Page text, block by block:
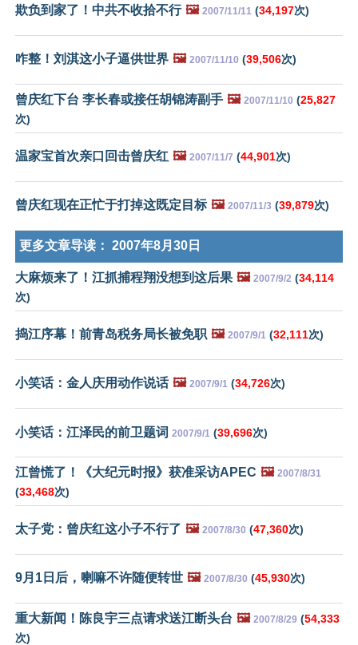
欺负到家了！中共不收拾不行 🖼️ 2007/11/11 (34,197次)
咋整！刘淇这小子逼供世界 🖼️ 2007/11/10 (39,506次)
曾庆红下台 李长春或接任胡锦涛副手 🖼️ 2007/11/10 (25,827
次)
温家宝首次亲口回击曾庆红 🖼️ 2007/11/7 (44,901次)
曾庆红现在正忙于打掉这既定目标 🖼️ 2007/11/3 (39,879次)
更多文章导读： 2007年8月30日
大麻烦来了！江抓捕程翔没想到这后果 🖼️ 2007/9/2 (34,114
次)
捣江序幕！前青岛税务局长被免职 🖼️ 2007/9/1 (32,111次)
小笑话：金人庆用动作说话 🖼️ 2007/9/1 (34,726次)
小笑话：江泽民的前卫题词 2007/9/1 (39,696次)
江曾慌了！《大纪元时报》获准采访APEC 🖼️ 2007/8/31
(33,468次)
太子党：曾庆红这小子不行了 🖼️ 2007/8/30 (47,360次)
9月1日后，喇嘛不许随便转世 🖼️ 2007/8/30 (45,930次)
重大新闻！陈良宇三点请求送江断头台 🖼️ 2007/8/29 (54,333
次)